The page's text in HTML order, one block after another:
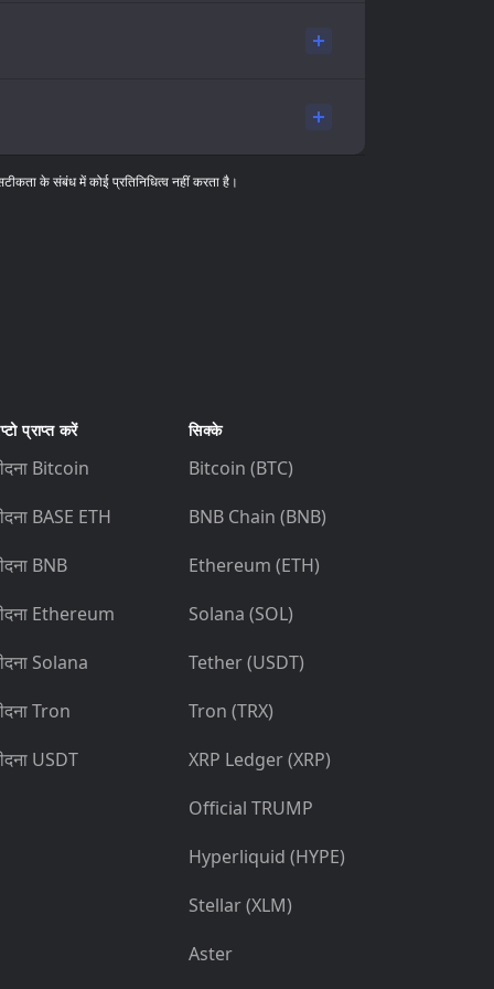
के संबंध में कोई प्रतिनिधित्व नहीं करता है।
प्राप्त करें
Bitcoin
BASE ETH
BNB
Ethereum
Solana
Tron
USDT
सिक्के
Bitcoin (BTC)
BNB Chain (BNB)
Ethereum (ETH)
Solana (SOL)
Tether (USDT)
Tron (TRX)
XRP Ledger (XRP)
Official TRUMP
Hyperliquid (HYPE)
Stellar (XLM)
Aster